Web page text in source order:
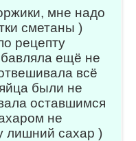
мне надо
сметаны )
рецепту
ещё не
всё
были не
оставшимся
не
лишний сахар )